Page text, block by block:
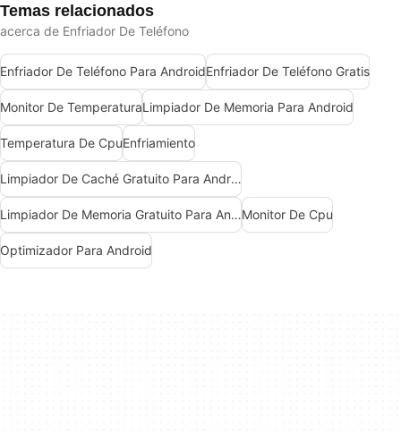
Temas relacionados
acerca de Enfriador De Teléfono
Enfriador De Teléfono Para AndroidEnfriador De Teléfono Gratis
Monitor De TemperaturaLimpiador De Memoria Para Android
Temperatura De CpuEnfriamiento
Limpiador De Caché Gratuito Para Android
Limpiador De Memoria Gratuito Para AndroidMonitor De Cpu
Optimizador Para Android